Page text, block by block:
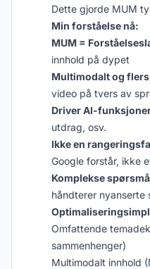
Dette gjorde MUM
Min forståelse nå:
MUM =
innhold på dypet
Multimodalt og
video på tvers av
Driver AI-
utdrag, osv.
Ikke en
Google forstår, ikke
Komplekse
håndterer nyanserte
Omfattende
sammenhenger)
Multimodalt innhold